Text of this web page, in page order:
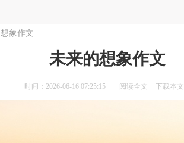
想象作文
未来的想象作文
时间：2026-06-16 07:25:15 阅读全文 下载本文